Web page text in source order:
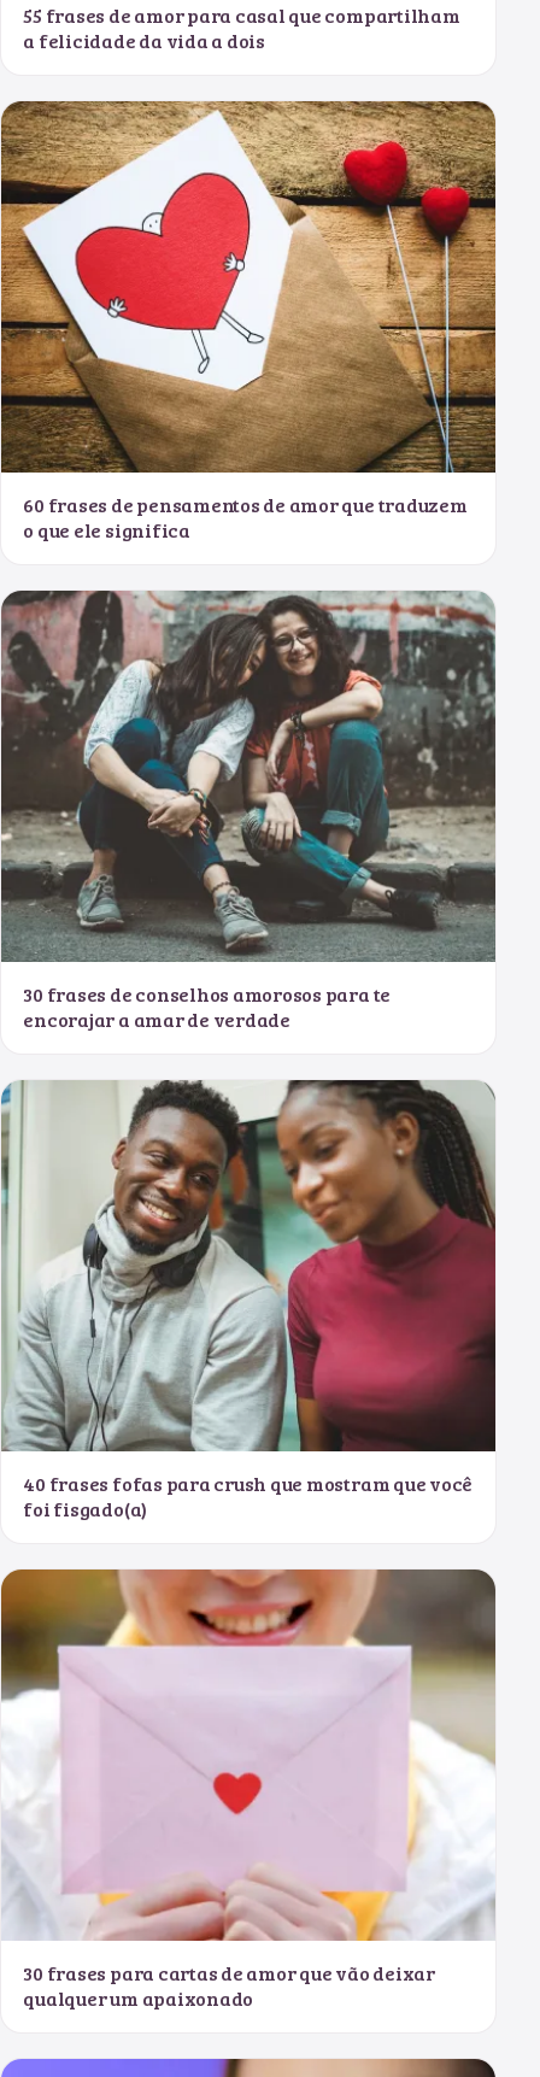
55 frases de amor para casal que compartilham
a felicidade da vida a dois
60 frases de pensamentos de amor que traduzem
o que ele significa
30 frases de conselhos amorosos para te
encorajar a amar de verdade
40 frases fofas para crush que mostram que você
foi fisgado(a)
30 frases para cartas de amor que vão deixar
qualquer um apaixonado